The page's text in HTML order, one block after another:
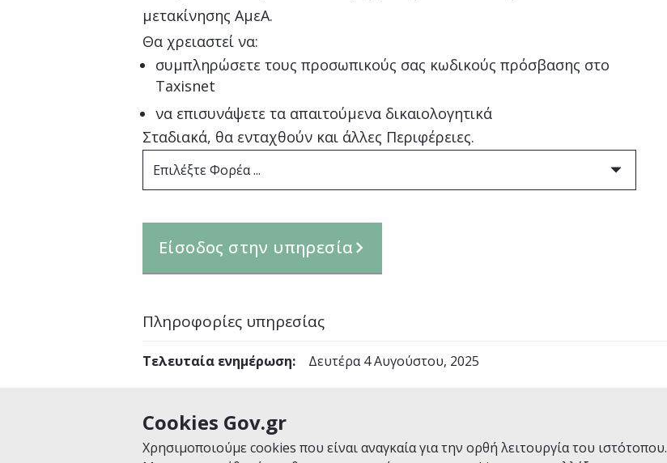
Cookies Gov.gr
Χρησιμοποιούμε cookies που είναι αναγκαία για την ορθή λειτουργία του ιστότοπου.
μετακίνησης ΑμεΑ.
Θα χρειαστεί να:
συμπληρώσετε τους προσωπικούς σας κωδικούς πρόσβασης στο
Taxisnet
να επισυνάψετε τα απαιτούμενα δικαιολογητικά
Σταδιακά, θα ενταχθούν και άλλες Περιφέρειες.
Επιλέξτε Φορέα ...
Είσοδος στην υπηρεσία
Πληροφορίες υπηρεσίας
Τελευταία ενημέρωση: Δευτέρα 4 Αυγούστου, 2025
Είναι χρήσιμη αυτή η σελίδα;